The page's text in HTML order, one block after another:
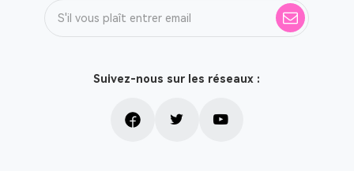
Suivez-nous sur les réseaux :